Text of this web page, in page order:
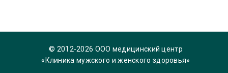
© 2012-2026 ООО медицинский центр
«Клиника мужского и женского здоровья»